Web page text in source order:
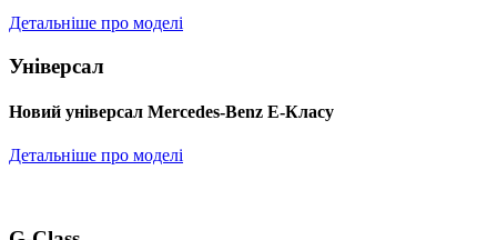
Детальніше про моделі
Універсал
Новий універсал Mercedes-Benz E-Класу
Детальніше про моделі